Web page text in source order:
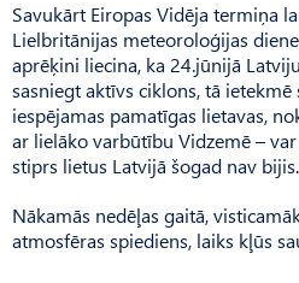
Savukārt Eiropas Vidēja termiņa
Lielbritānijas meteoroloģijas
aprēķini liecina, ka 24.jūnijā
sasniegt aktīvs ciklons, tā
iespējamas pamatīgas lietavas,
ar lielāko varbūtību Vidzemē –
stiprs lietus Latvijā šogad nav bijis.
Nākamās nedēļas gaitā,
atmosfēras spiediens, laiks kļūs